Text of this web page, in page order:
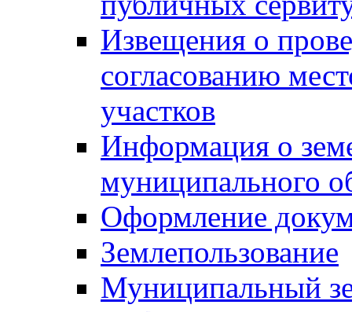
Извещения о
согласованию
участков
Информация о
муниципального
Оформление
Землепользование
Муниципальный